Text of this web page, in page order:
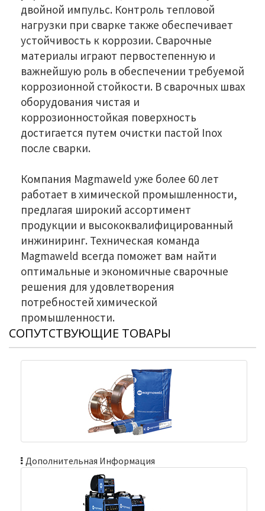
двойной импульс. Контроль тепловой
нагрузки при сварке также обеспечивает
устойчивость к коррозии. Сварочные
материалы играют первостепенную и
важнейшую роль в обеспечении требуемой
коррозионной стойкости. В сварочных швах
оборудования чистая и
коррозионностойкая поверхность
достигается путем очистки пастой Inox
после сварки.
Компания Magmaweld уже более 60 лет
работает в химической промышленности,
предлагая широкий ассортимент
продукции и высококвалифицированный
инжиниринг. Техническая команда
Magmaweld всегда поможет вам найти
оптимальные и экономичные сварочные
решения для удовлетворения
потребностей химической
промышленности.
СОПУТСТВУЮЩИЕ ТОВАРЫ
Дополнительная Информация